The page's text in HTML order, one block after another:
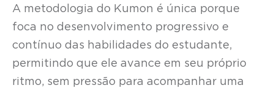
A metodologia do Kumon é única porque
foca no desenvolvimento progressivo e
contínuo das habilidades do estudante,
permitindo que ele avance em seu próprio
ritmo, sem pressão para acompanhar uma